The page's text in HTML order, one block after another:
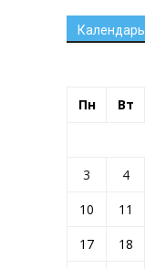
Пн Вт
3
4
10
11
17
18